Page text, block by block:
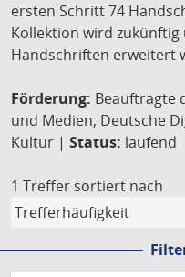
ersten Schritt 74
Kollektion wird
Handschriften erweitert
Förderung: Beauftragte
und Medien, Deutsche
Kultur | Status: laufend
1 Treffer sortiert nach